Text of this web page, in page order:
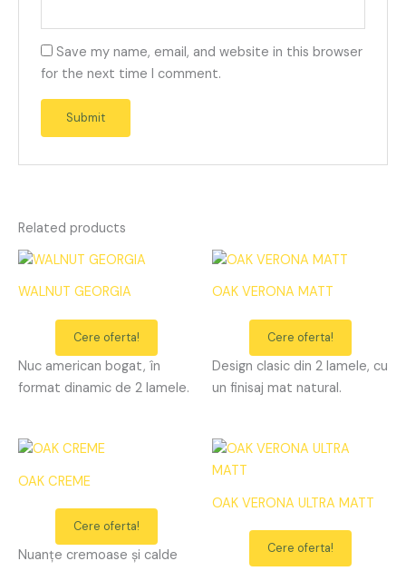
Save my name, email, and website in this browser
for the next time I comment.
Related products
WALNUT GEORGIA
Cere oferta!
Nuc american bogat, în
format dinamic de 2 lamele.
OAK VERONA MATT
Cere oferta!
Design clasic din 2 lamele, cu
un finisaj mat natural.
OAK CREME
Cere oferta!
Nuanțe cremoase și calde
OAK VERONA ULTRA MATT
Cere oferta!